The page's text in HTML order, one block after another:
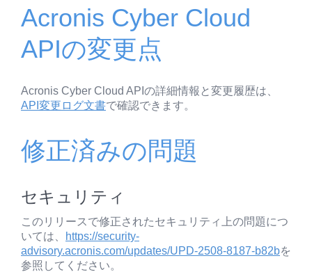
Acronis Cyber Cloud
APIの変更点
Acronis Cyber Cloud APIの詳細情報と変更履歴は、
API変更ログ文書で確認できます。
修正済みの問題
セキュリティ
このリリースで修正されたセキュリティ上の問題につ
いては、
https://security-
advisory.acronis.com/updates/UPD-2508-8187-b82bを
参照してください。